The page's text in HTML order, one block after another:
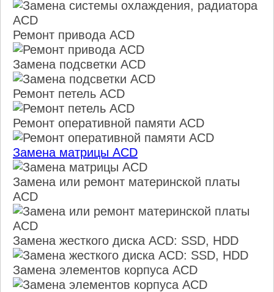
Ремонт привода ACD
Замена подсветки ACD
Ремонт петель ACD
Ремонт оперативной памяти ACD
Замена матрицы ACD
Замена или ремонт материнской платы
ACD
Замена жесткого диска ACD: SSD, HDD
Замена элементов корпуса ACD